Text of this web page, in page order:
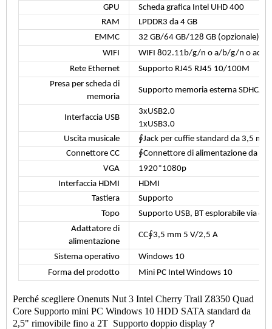
GPU
Scheda grafica Intel UHD 400
RAM
LPDDR3 da 4 GB
EMMC
32 GB/64 GB/128 GB (opzionale)
WIFI
WIFI 802.11b/g/n o a/b/g/n o ac/
Rete Ethernet
Supporto RJ45 RJ45 10/100M
Presa per scheda di
memoria
Supporto memoria esterna SDHC/
Interfaccia USB
3xUSB2.0
1xUSB3.0
Uscita musicale
∮Jack per cuffie standard da 3,5 mm
Connettore CC
∮Connettore di alimentazione da
VGA
1920*1080p
Interfaccia HDMI
HDMI
Tastiera
Supporto
Topo
Supporto USB, BT esplorabile via
Adattatore di
alimentazione
CC∮3,5 mm 5 V/2,5 A
Sistema operativo
Windows 10
Forma del prodotto
Mini PC Intel Windows 10
Perché scegliere Onenuts Nut 3 Intel Cherry Trail Z8350 Quad
Core Supporto mini PC Windows 10 HDD SATA standard da
2,5" rimovibile fino a 2T Supporto doppio display？